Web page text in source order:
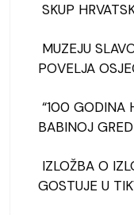
SKUP
MUZEJU
POVELJA
“100 GODINA
BABINOJ
IZLOŽBA O
GOSTUJE U